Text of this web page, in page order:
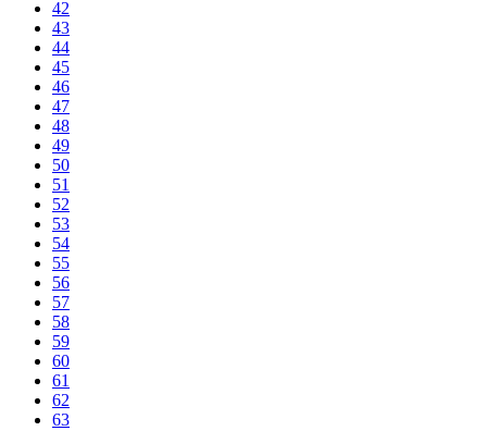
42
43
44
45
46
47
48
49
50
51
52
53
54
55
56
57
58
59
60
61
62
63